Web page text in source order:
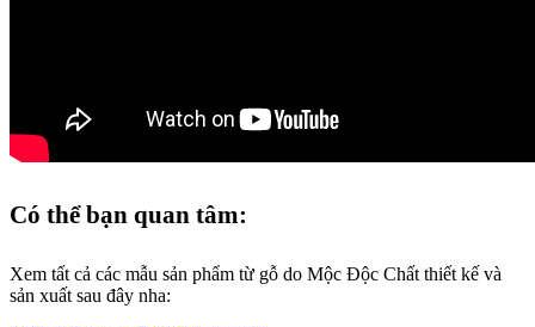
Có thể bạn quan tâm:
Xem tất cả các mẫu sản phẩm từ gỗ do Mộc Độc Chất thiết kế và
sản xuất sau đây nha: